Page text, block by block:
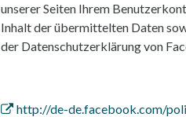
unserer Seiten Ihrem
Inhalt der übermittelten Daten
der Datenschutzerklärung von
http://de-de.facebook.com/